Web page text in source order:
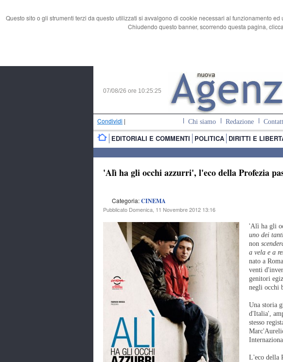
Questo sito o gli strumenti terzi da questo utilizzati si avvalgono di cookie necessari al funzionamento
Chiudendo questo banner, scorrendo questa pagina,
07/08/26 ore 10:25:26
Condividi | Chi siamo Redazione
EDITORIALI E COMMENTI POLITICA DIRITTI E
'Alì ha gli occhi azzurri', l'eco della Profezia
Categoria:CINEMA
Pubblicato Domenica, 11 Novembre 2012 13:16
'Alì ha gli
uno dei
non
a vela e a
nato a
venti
genitori
negli occhi
Una storia
d'Italia',
stesso
L'eco della